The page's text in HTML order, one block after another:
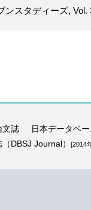
スタディーズ, Vol.
文誌 日本データベ
DBSJ Journal）
[2014